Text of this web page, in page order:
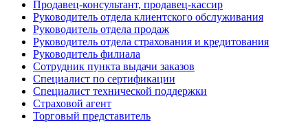
Продавец-консультант, продавец-кассир
Руководитель отдела клиентского обслуживания
Руководитель отдела продаж
Руководитель отдела страхования и кредитования
Руководитель филиала
Сотрудник пункта выдачи заказов
Специалист по сертификации
Специалист технической поддержки
Страховой агент
Торговый представитель